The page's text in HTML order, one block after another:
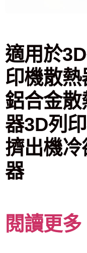
適用於3D
印機散熱
鋁合金散
器3D列
擠出機冷
器
閱讀更多